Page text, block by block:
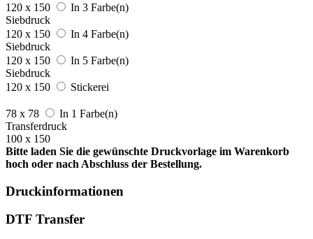
120 x 150
In 3 Farbe(n)
Siebdruck
120 x 150
In 4 Farbe(n)
Siebdruck
120 x 150
In 5 Farbe(n)
Siebdruck
120 x 150
Stickerei
78 x 78
In 1 Farbe(n)
Transferdruck
100 x 150
Bitte laden Sie die gewünschte Druckvorlage im Warenkorb
hoch oder nach Abschluss der Bestellung.
Druckinformationen
DTF Transfer